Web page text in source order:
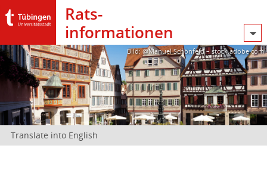
Rats­
informationen
Bild: @Manuel Schönfeld – stock.adobe.com
Translate into English